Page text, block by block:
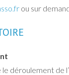
ou sur
déroulement de